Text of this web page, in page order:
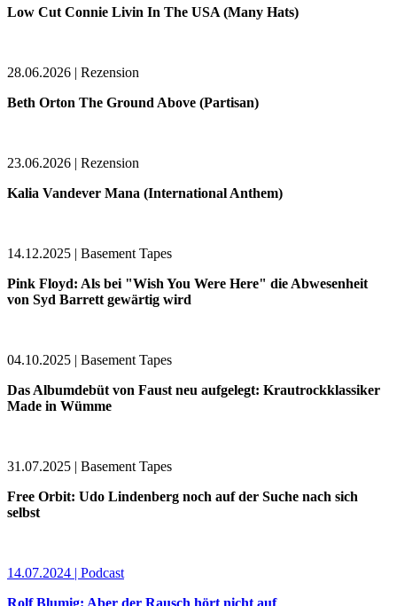
Low Cut Connie Livin In The USA (Many Hats)
28.06.2026 | Rezension
Beth Orton The Ground Above (Partisan)
23.06.2026 | Rezension
Kalia Vandever Mana (International Anthem)
14.12.2025 | Basement Tapes
Pink Floyd: Als bei "Wish You Were Here" die Abwesenheit
von Syd Barrett gewärtig wird
04.10.2025 | Basement Tapes
Das Albumdebüt von Faust neu aufgelegt: Krautrockklassiker
Made in Wümme
31.07.2025 | Basement Tapes
Free Orbit: Udo Lindenberg noch auf der Suche nach sich
selbst
14.07.2024 | Podcast
Rolf Blumig: Aber der Rausch hört nicht auf